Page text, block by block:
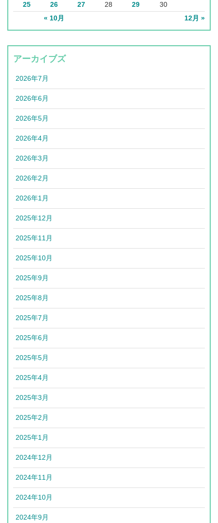
« 10月 12月 »
25
26 27 28 29 30
アーカイブズ
2026年7月
2026年6月
2026年5月
2026年4月
2026年3月
2026年2月
2026年1月
2025年12月
2025年11月
2025年10月
2025年9月
2025年8月
2025年7月
2025年6月
2025年5月
2025年4月
2025年3月
2025年2月
2025年1月
2024年12月
2024年11月
2024年10月
2024年9月